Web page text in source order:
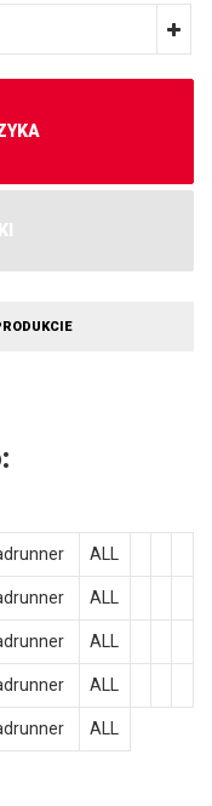
ALL
ALL
ALL
ALL
ALL